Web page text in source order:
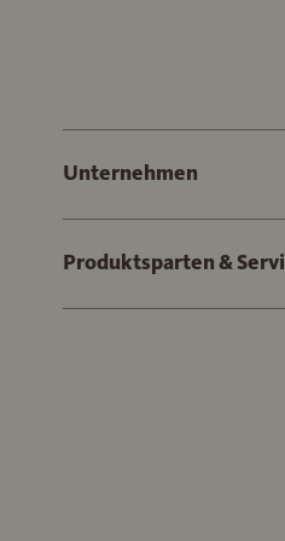
Unternehmen
Produktsparten &